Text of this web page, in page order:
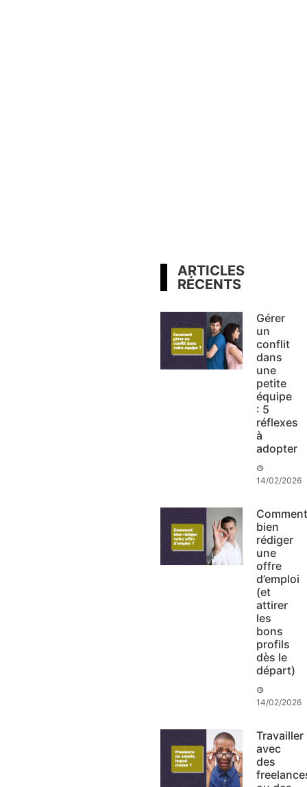
ARTICLES
RÉCENTS
Gérer
un
conflit
dans
une
petite
équipe
: 5
réflexes
à
adopter
14/02/2026
Comment
bien
rédiger
une
offre
d’emploi
(et
attirer
les
bons
profils
dès le
départ)
14/02/2026
Travailler
avec
des